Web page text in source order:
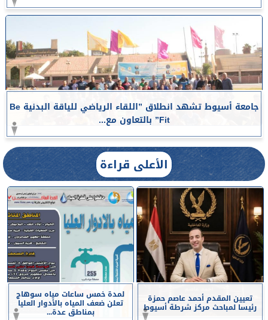
جامعة أسيوط تشهد انطلاق ”اللقاء الرياضي للياقة البدنية Be
Fit” بالتعاون مع...
الأعلى قراءة
تعيين المقدم أحمد عاصم حمزة
رئيسا لمباحث مركز شرطة أسيوط
لمدة خمس ساعات مياه سوهاج
تعلن ضعف المياه بالأدوار العليا
بمناطق عدة...